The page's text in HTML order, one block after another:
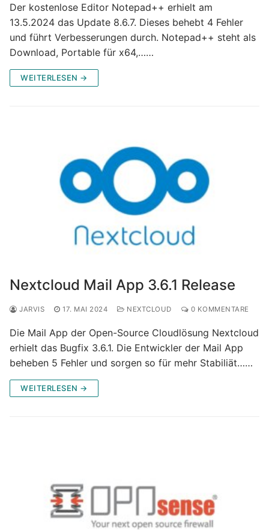
Der kostenlose Editor Notepad++ erhielt am
13.5.2024 das Update 8.6.7. Dieses behebt 4 Fehler
und führt Verbesserungen durch. Notepad++ steht als
Download, Portable für x64,……
WEITERLESEN →
Nextcloud Mail App 3.6.1 Release
JARVIS 17. MAI 2024 NEXTCLOUD 0 KOMMENTARE
Die Mail App der Open-Source Cloudlösung Nextcloud
erhielt das Bugfix 3.6.1. Die Entwickler der Mail App
beheben 5 Fehler und sorgen so für mehr Stabiliät……
WEITERLESEN →